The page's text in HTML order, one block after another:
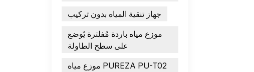
جهاز تنقية المياه بدون تركيب
موزع مياه باردة مُفلترة يُوضع
على سطح الطاولة
موزع مياه PUREZA PU-T02